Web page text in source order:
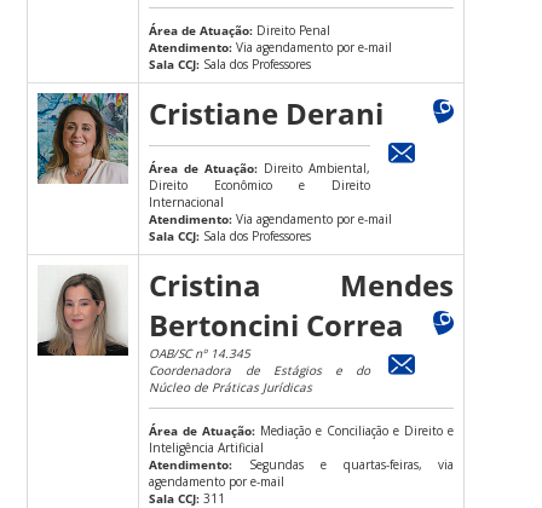
Área de Atuação: Direito Penal
Atendimento: Via agendamento por e-mail
Sala CCJ: Sala dos Professores
Cristiane Derani
Área de Atuação: Direito Ambiental,
Direito Econômico e Direito
Internacional
Atendimento: Via agendamento por e-mail
Sala CCJ: Sala dos Professores
Cristina Mendes
Bertoncini Correa
OAB/SC nº 14.345
Coordenadora de Estágios e do
Núcleo de Práticas Jurídicas
Área de Atuação: Mediação e Conciliação e Direito e
Inteligência Artificial
Atendimento: Segundas e quartas-feiras, via
agendamento por e-mail
Sala CCJ: 311